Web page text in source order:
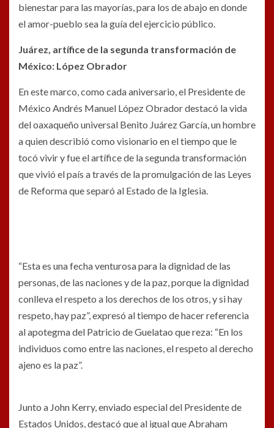
bienestar para las mayorías, para los de abajo en donde
el amor-pueblo sea la guía del ejercicio público.
Juárez, artífice de la segunda transformación de
México: López Obrador
En este marco, como cada aniversario, el Presidente de
México Andrés Manuel López Obrador destacó la vida
del oaxaqueño universal Benito Juárez García, un hombre
a quien describió como visionario en el tiempo que le
tocó vivir y fue el artífice de la segunda transformación
que vivió el país a través de la promulgación de las Leyes
de Reforma que separó al Estado de la Iglesia.
“Esta es una fecha venturosa para la dignidad de las
personas, de las naciones y de la paz, porque la dignidad
conlleva el respeto a los derechos de los otros, y si hay
respeto, hay paz”, expresó al tiempo de hacer referencia
al apotegma del Patricio de Guelatao que reza: “En los
individuos como entre las naciones, el respeto al derecho
ajeno es la paz”.
Junto a John Kerry, enviado especial del Presidente de
Estados Unidos, destacó que al igual que Abraham